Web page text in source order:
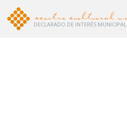
DECLARADO DE INTERÉS MUNICIPAL